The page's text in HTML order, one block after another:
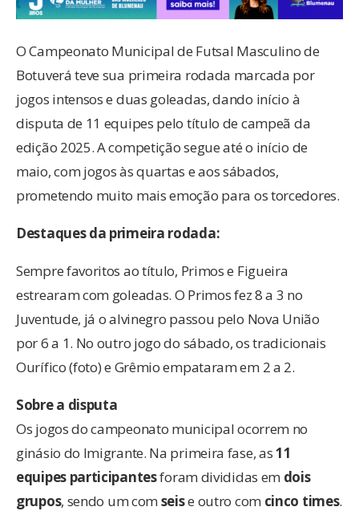
O Campeonato Municipal de Futsal Masculino de
Botuverá teve sua primeira rodada marcada por
jogos intensos e duas goleadas, dando início à
disputa de 11 equipes pelo título de campeã da
edição 2025. A competição segue até o início de
maio, com jogos às quartas e aos sábados,
prometendo muito mais emoção para os torcedores.
Destaques da primeira rodada:
Sempre favoritos ao título, Primos e Figueira
estrearam com goleadas. O Primos fez 8 a 3 no
Juventude, já o alvinegro passou pelo Nova União
por 6 a 1. No outro jogo do sábado, os tradicionais
Ourífico (foto) e Grêmio empataram em 2 a 2.
Sobre a disputa
Os jogos do campeonato municipal ocorrem no
ginásio do Imigrante. Na primeira fase, as11
equipes participantesforam divididas em dois
grupos, sendo um com seise outro com cinco times.